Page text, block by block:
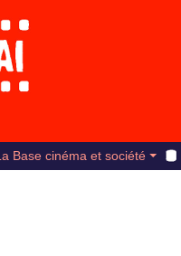
Base cinéma et société